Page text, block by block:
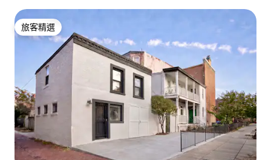
旅客精選
旅客精選